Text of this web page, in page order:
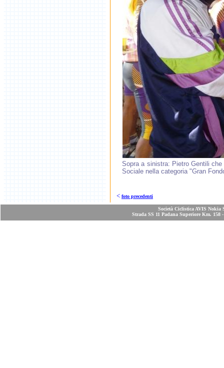
Sopra a sinistra: Pietro Gentili
Sociale nella categoria "Gran
< foto precedenti
Società Ciclistica AVIS Nokia
Strada SS 11 Padana Superiore Km. 158